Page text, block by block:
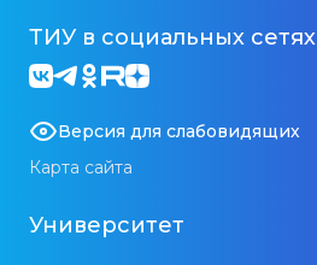
ТИУ в социальных сетях
Версия для слабовидящих
Карта сайта
Университет